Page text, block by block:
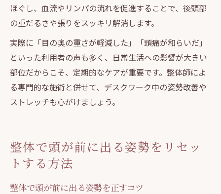
ほぐし、血流やリンパの流れを促進することで、後頭部
の重だるさや張りをスッキリ解消します。
実際に「目の奥の重さが軽減した」「頭痛が和らいだ」
といった利用者の声も多く、日常生活への影響が大きい
部位だからこそ、定期的なケアが重要です。整体師によ
る専門的な施術と併せて、デスクワーク中の姿勢改善や
ストレッチも心がけましょう。
整体で頭が前に出る姿勢をリセッ
トする方法
整体で頭が前に出る姿勢を正すコツ